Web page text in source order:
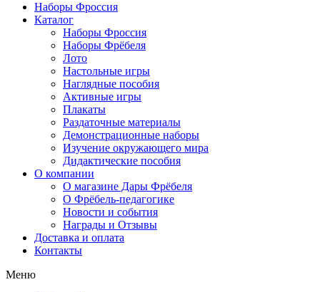
Наборы Фроссия
Каталог
Наборы Фроссия
Наборы Фрёбеля
Лото
Настольные игры
Наглядные пособия
Активные игры
Плакаты
Раздаточные материалы
Демонстрационные наборы
Изучение окружающего мира
Дидактические пособия
О компании
О магазине Дары Фрёбеля
О Фрёбель-педагогике
Новости и события
Награды и Отзывы
Доставка и оплата
Контакты
Меню